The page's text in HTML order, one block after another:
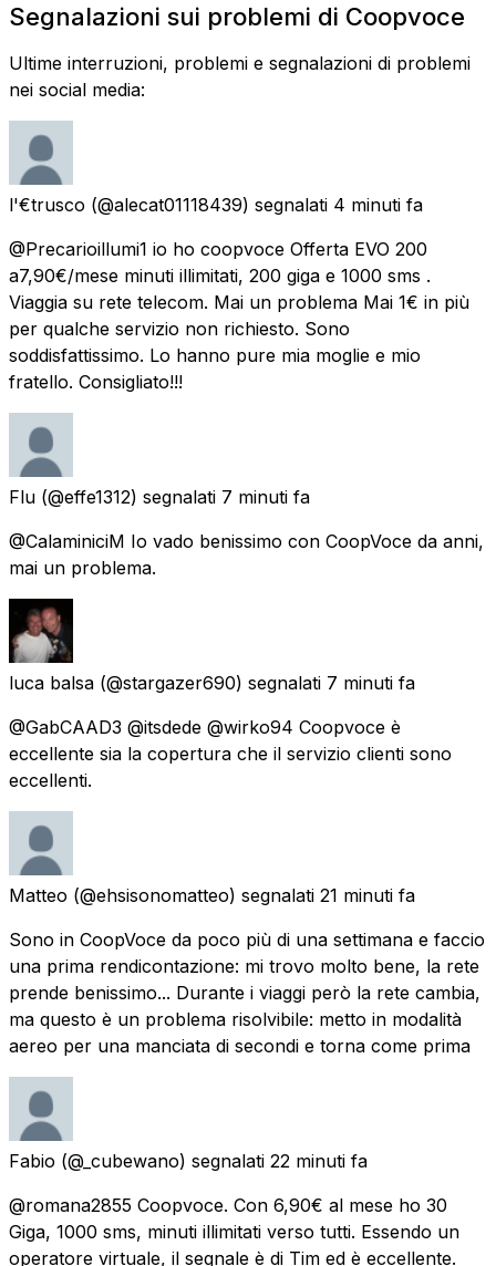
Segnalazioni sui problemi di Coopvoce
Ultime interruzioni, problemi e segnalazioni di problemi
nei social media:
l'€trusco (@alecat01118439) segnalati 4 minuti fa
@Precarioillumi1 io ho coopvoce Offerta EVO 200
a7,90€/mese minuti illimitati, 200 giga e 1000 sms .
Viaggia su rete telecom. Mai un problema Mai 1€ in più
per qualche servizio non richiesto. Sono
soddisfattissimo. Lo hanno pure mia moglie e mio
fratello. Consigliato!!!
Flu (@effe1312) segnalati 7 minuti fa
@CalaminiciM Io vado benissimo con CoopVoce da anni,
mai un problema.
luca balsa (@stargazer690) segnalati 7 minuti fa
@GabCAAD3 @itsdede @wirko94 Coopvoce è
eccellente sia la copertura che il servizio clienti sono
eccellenti.
Matteo (@ehsisonomatteo) segnalati 21 minuti fa
Sono in CoopVoce da poco più di una settimana e faccio
una prima rendicontazione: mi trovo molto bene, la rete
prende benissimo... Durante i viaggi però la rete cambia,
ma questo è un problema risolvibile: metto in modalità
aereo per una manciata di secondi e torna come prima
Fabio (@_cubewano) segnalati 22 minuti fa
@romana2855 Coopvoce. Con 6,90€ al mese ho 30
Giga, 1000 sms, minuti illimitati verso tutti. Essendo un
operatore virtuale, il segnale è di Tim ed è eccellente.